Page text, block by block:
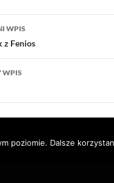
WPIS
z Fenios
WPIS
poziomie. Dalsze